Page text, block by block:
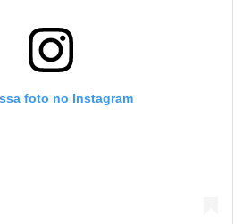
foto no Instagram